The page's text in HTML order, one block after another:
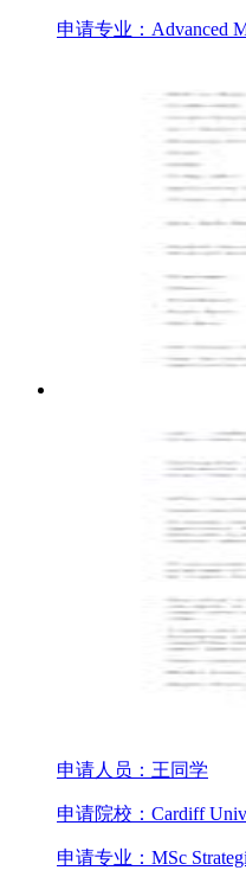
申请专业：Advanced
申请人员：王同学
申请院校：Cardiff
申请专业：MSc